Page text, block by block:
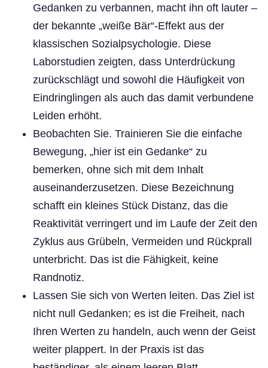
Gedanken zu verbannen, macht ihn oft lauter –
der bekannte „weiße Bär“-Effekt aus der
klassischen Sozialpsychologie. Diese
Laborstudien zeigten, dass Unterdrückung
zurückschlägt und sowohl die Häufigkeit von
Eindringlingen als auch das damit verbundene
Leiden erhöht.
Beobachten Sie. Trainieren Sie die einfache
Bewegung, „hier ist ein Gedanke“ zu
bemerken, ohne sich mit dem Inhalt
auseinanderzusetzen. Diese Bezeichnung
schafft ein kleines Stück Distanz, das die
Reaktivität verringert und im Laufe der Zeit den
Zyklus aus Grübeln, Vermeiden und Rückprall
unterbricht. Das ist die Fähigkeit, keine
Randnotiz.
Lassen Sie sich von Werten leiten. Das Ziel ist
nicht null Gedanken; es ist die Freiheit, nach
Ihren Werten zu handeln, auch wenn der Geist
weiter plappert. In der Praxis ist das